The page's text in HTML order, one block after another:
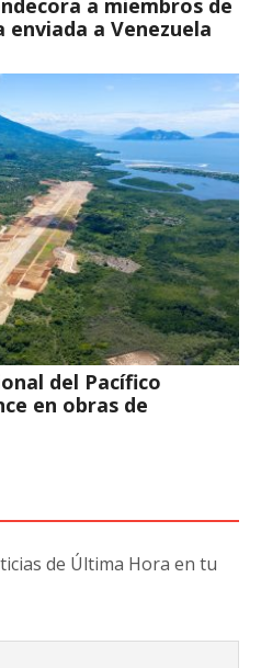
a miembros de
a Venezuela
del Pacífico
en obras de
de Última Hora en tu